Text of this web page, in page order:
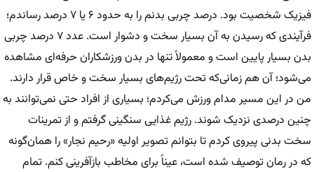
فیزیک شخصیت بود. درصد چربی بدنم را به حدود ۶ یا ۷ درصد رساندم؛
فرآیندی که رسیدن به آن بسیار سخت و دشوار است. عدد ۷ درصد چربی
بدن بسیار پایین است و معمولاً تنها در بدن ورزشکاران حرفه‌ای مشاهده
می‌شود؛ آن هم زمانی‌که تحت رژیم‌های بسیار سخت و خاص قرار دارند.
من در این مسیر مدام ورزش می‌کردم؛ بسیاری از افراد حتی نمی‌توانند به
چنین درصدی نزدیک شوند. رژیم غذایی سنگینی گرفتم و از تمرینات
سخت بدنی پیروی کردم تا بتوانم تصویر اولیه «رحیم نجار» را همان‌گونه
که در رمان توصیف شده است، عیناً برای مخاطب بازآفرینی کنم. تمام